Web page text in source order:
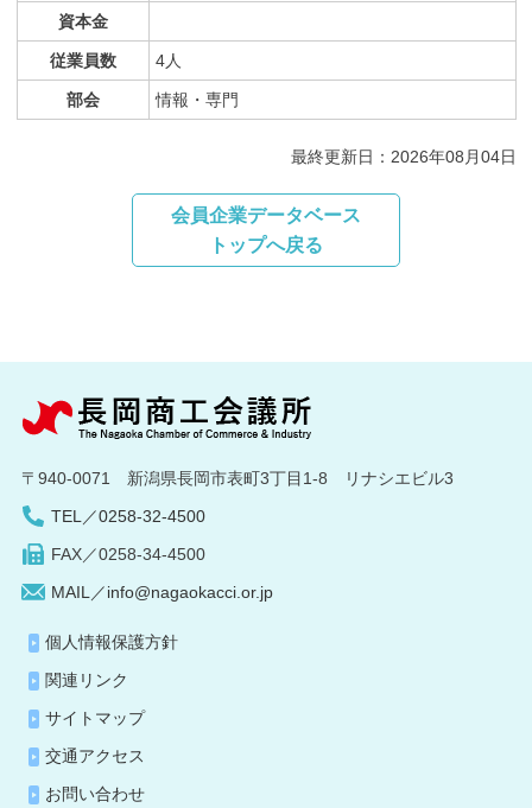
資本金
従業員数 4人
部会 情報・専門
最終更新日：2026年08月04日
会員企業データベース
トップへ戻る
〒940-0071 新潟県長岡市表町3丁目1-8 リナシエビル3
TEL／0258-32-4500
FAX／0258-34-4500
MAIL／info@nagaokacci.or.jp
個人情報保護方針
関連リンク
サイトマップ
交通アクセス
お問い合わせ